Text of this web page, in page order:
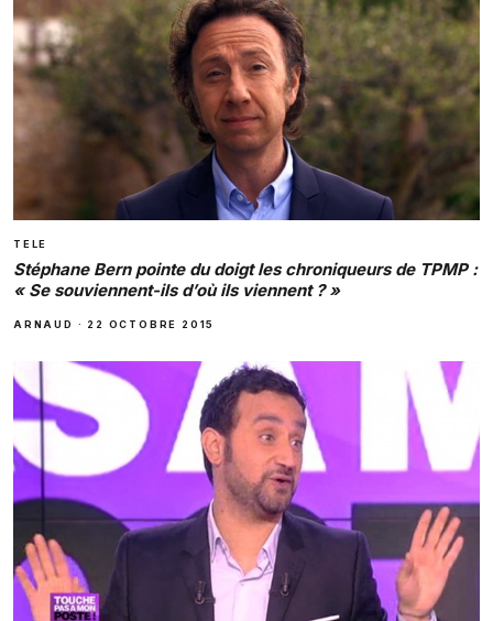
TELE
Stéphane Bern pointe du doigt les chroniqueurs de TPMP :
« Se souviennent-ils d’où ils viennent ? »
ARNAUD · 22 OCTOBRE 2015